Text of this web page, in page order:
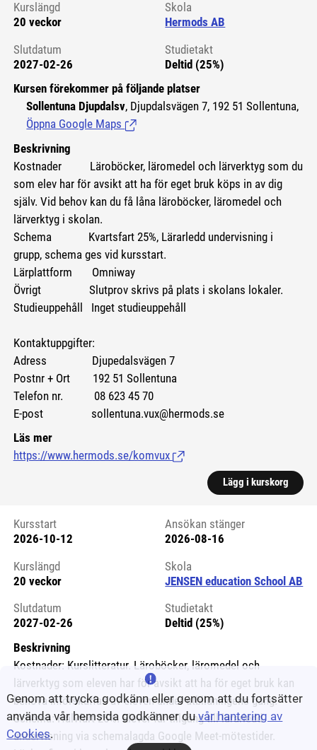
Kurslängd
20 veckor
Skola
Hermods AB
Slutdatum
2027-02-26
Studietakt
Deltid (25%)
Kursen förekommer på följande platser
Sollentuna Djupdalsv, Djupdalsvägen 7, 192 51 Sollentuna,
Öppna Google Maps (Länk till extern sida.)
Beskrivning
Kostnader Läroböcker, läromedel och lärverktyg som du
som elev har för avsikt att ha för eget bruk köps in av dig
själv. Vid behov kan du få låna läroböcker, läromedel och
lärverktyg i skolan.
Schema Kvartsfart 25%, Lärarledd undervisning i
grupp, schema ges vid kursstart.
Lärplattform Omniway
Övrigt Slutprov skrivs på plats i skolans lokaler.
Studieuppehåll Inget studieuppehåll
Kontaktuppgifter:
Adress Djupedalsvägen 7
Postnr + Ort 192 51 Sollentuna
Telefon nr. 08 623 45 70
E-post sollentuna.vux@hermods.se
Läs mer
https://www.hermods.se/komvux (Länk till extern sida.)
Lägg i kurskorg
Kursstart 6084769
Kursstart
2026-10-12
Ansökan stänger
2026-08-16
Kurslängd
20 veckor
Skola
JENSEN education School AB
Slutdatum
2027-02-26
Studietakt
Deltid (25%)
Beskrivning
Kostnader: Kurslitteratur. Läroböcker, läromedel och
lärverktyg som eleven har för avsikt att ha för eget bruk kan
behöva införskaffas av eleven under utbildningens gång.
Schema: Halvfart 25%. Elever får tillgång till lärarledd
undervisning via schemalagda Google Meet-mötestider.
Genom att trycka godkänn eller genom att du fortsätter
använda vår hemsida godkänner duvår hantering av
Cookies.